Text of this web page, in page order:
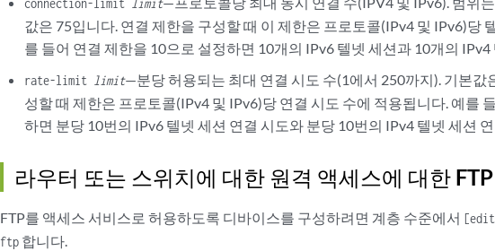
connection-limit limit
값은 75입니다. 연결 제한을 구성할 때 이 제한은 프로토콜(IPv4 및 IPv6)당
를 들어 연결 제한을 10으로 설정하면 10개의 IPv6 텔넷 세션과 10개의
rate-limit limit—분당 허용되는 최대 연결 시도 수(1에서 250까지). 기본값
성할 때 제한은 프로토콜(IPv4 및 IPv6)당 연결 시도 수에 적용됩니다. 예를
하면 분당 10번의 IPv6 텔넷 세션 연결 시도와 분당 10번의 IPv4 텔넷 세션
라우터 또는 스위치에 대한 원격 액세스에 대한
FTP를 액세스 서비스로 허용하도록 디바이스를 구성하려면 계층 수준에서 [edit
ftp 합니다.